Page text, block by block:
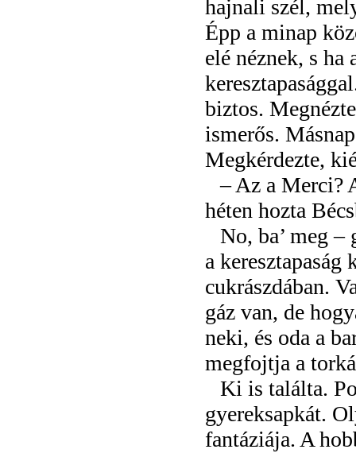
hajnali szél,
Épp a minap
elé néznek, s
biztos.
ismerős.
Megkérdezte,
– Az a Merci?
héten hozta
No, ba’ meg
a
cukrászdában.
gáz van, de
neki, és oda a
megfojtja a
Ki is találta.
gyereksapkát.
fantáziája. A